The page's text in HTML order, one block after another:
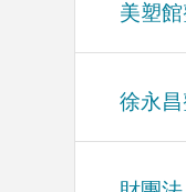
美塑
徐永